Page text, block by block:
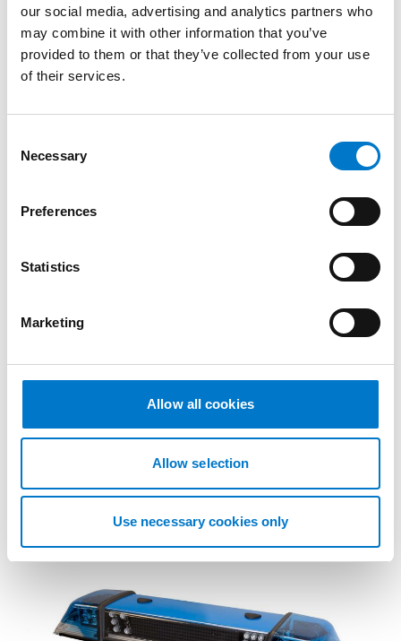
our social media, advertising and analytics partners who
may combine it with other information that you’ve
provided to them or that they’ve collected from your use
of their services.
Necessary
Preferences
Statistics
Marketing
Allow all cookies
Allow selection
Use necessary cookies only
Unser bisher schlankstes Modell.
LB200 Lichtbalken gelb
Unser bisher schlankstes Modell.